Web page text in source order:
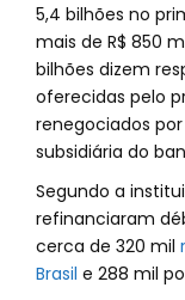
5,4 bilhões no
mais de R$ 850
bilhões dizem
oferecidas pelo
renegociados
subsidiária do
Segundo a
refinanciaram
cerca de 320 mil
Brasil e 288 mil